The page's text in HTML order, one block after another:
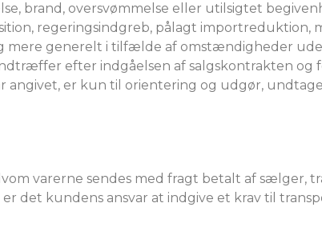
brand, oversvømmelse eller utilsigtet
regeringsindgreb, pålagt importreduktion,
mere generelt i tilfælde af omstændigheder
efter indgåelsen af ​​salgskontrakten og
angivet, er kun til orientering og udgør,
varerne sendes med fragt betalt af sælger,
er det kundens ansvar at indgive et krav til